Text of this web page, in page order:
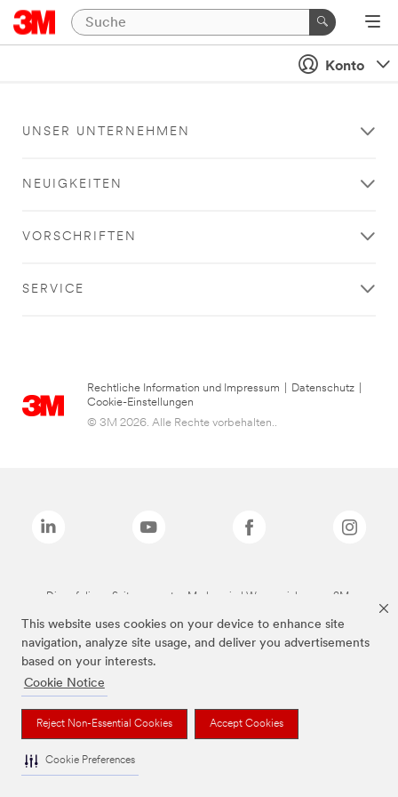
This website uses cookies on your device to enhance site
navigation, analyze site usage, and deliver you advertisements
based on your interests.
Cookie Notice
Reject Non-Essential Cookies Accept Cookies
Cookie Preferences
Konto
UNSER UNTERNEHMEN
NEUIGKEITEN
VORSCHRIFTEN
SERVICE
Rechtliche Information und Impressum Datenschutz
Cookie-Einstellungen
© 3M 2026. Alle Rechte vorbehalten..
Die auf dieser Seite genannten Marken sind Warenzeichen von 3M.